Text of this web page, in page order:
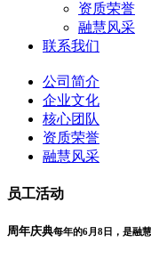
资质荣誉
融慧风采
联系我们
公司简介
企业文化
核心团队
资质荣誉
融慧风采
员工活动
周年庆典每年的6月8日，是融